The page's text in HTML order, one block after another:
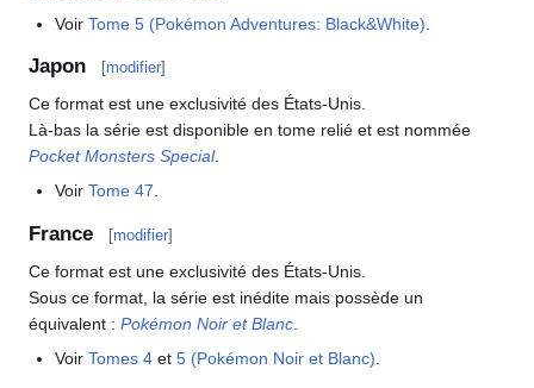
VoirTome 5 (Pokémon Adventures: Black&White)
Japon [modifier]
Ce format est une exclusivité des États-Unis.
Là-bas la série est disponible en tome relié et est nommée
Pocket Monsters Special.
VoirTome 47.
France [modifier]
Ce format est une exclusivité des États-Unis.
Sous ce format, la série est inédite mais possède un
équivalent : Pokémon Noir et Blanc
VoirTomes 4 et5 (Pokémon Noir et Blanc)